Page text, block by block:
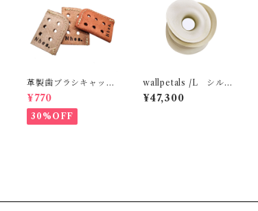
革製歯ブラシキャッ
プ Nhes.
¥770
30%OFF
wallpetals /L シルバ
ーステッチ MOBJE
¥47,300